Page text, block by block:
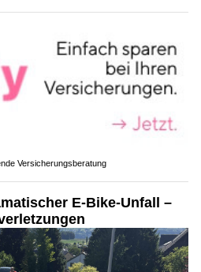
Versicherungsberatung
E-Bike-Unfall –